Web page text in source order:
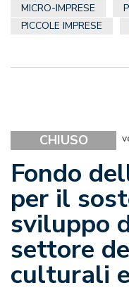
MICRO-IMPRESE
PICCOLE IMPRESE
CHIUSO
Fondo
per il
sviluppo
settore
culturali